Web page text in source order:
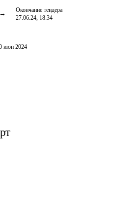
Окончание тендера
27.06.24, 18:34
июн 2024